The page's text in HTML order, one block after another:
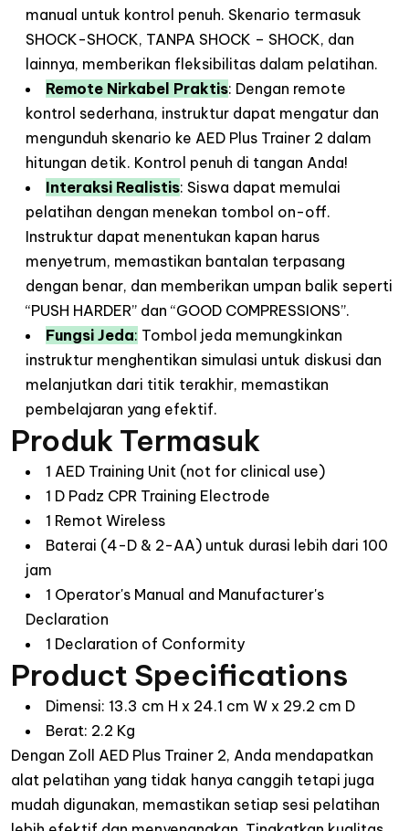
manual untuk kontrol penuh. Skenario termasuk
SHOCK-SHOCK, TANPA SHOCK – SHOCK, dan
lainnya, memberikan fleksibilitas dalam pelatihan.
Remote Nirkabel Praktis: Dengan remote
kontrol sederhana, instruktur dapat mengatur dan
mengunduh skenario ke AED Plus Trainer 2 dalam
hitungan detik. Kontrol penuh di tangan Anda!
Interaksi Realistis: Siswa dapat memulai
pelatihan dengan menekan tombol on-off.
Instruktur dapat menentukan kapan harus
menyetrum, memastikan bantalan terpasang
dengan benar, dan memberikan umpan balik seperti
“PUSH HARDER” dan “GOOD COMPRESSIONS”.
Fungsi Jeda: Tombol jeda memungkinkan
instruktur menghentikan simulasi untuk diskusi dan
melanjutkan dari titik terakhir, memastikan
pembelajaran yang efektif.
Produk Termasuk
1 AED Training Unit (not for clinical use)
1 D Padz CPR Training Electrode
1 Remot Wireless
Baterai (4-D & 2-AA) untuk durasi lebih dari 100
jam
1 Operator's Manual and Manufacturer's
Declaration
1 Declaration of Conformity
Product Specifications
Dimensi: 13.3 cm H x 24.1 cm W x 29.2 cm D
Berat: 2.2 Kg
Dengan Zoll AED Plus Trainer 2, Anda mendapatkan
alat pelatihan yang tidak hanya canggih tetapi juga
mudah digunakan, memastikan setiap sesi pelatihan